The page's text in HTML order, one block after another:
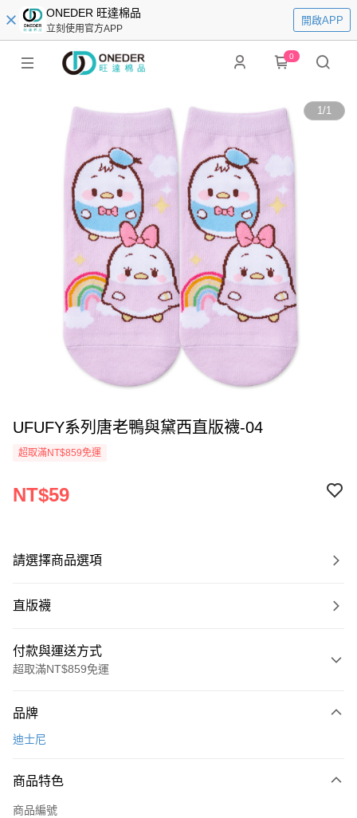
ONEDER 旺達棉品
立刻使用官方APP
開啟APP
0
1/1
UFUFY系列唐老鴨與黛西直版襪-04
超取滿NT$859免運
NT$59
請選擇商品選項
直版襪
付款與運送方式
超取滿NT$859免運
信用卡一次付款
LINE Pay
Apple Pay
品牌
迪士尼
商品特色
商品編號